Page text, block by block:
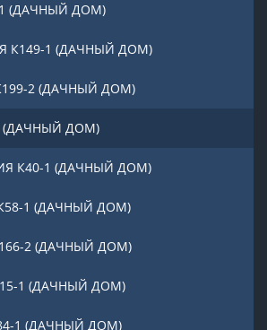
(ДАЧНЫЙ ДОМ)
К149-1 (ДАЧНЫЙ ДОМ)
2 (ДАЧНЫЙ ДОМ)
(ДАЧНЫЙ ДОМ)
К40-1 (ДАЧНЫЙ ДОМ)
1 (ДАЧНЫЙ ДОМ)
2 (ДАЧНЫЙ ДОМ)
1 (ДАЧНЫЙ ДОМ)
1 (ДАЧНЫЙ ДОМ)